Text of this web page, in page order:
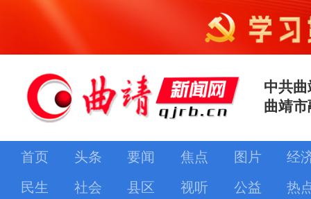
中共
曲靖
首页 头条 要闻 焦点 图片
经
民生
社会 县区 视听 公益 热